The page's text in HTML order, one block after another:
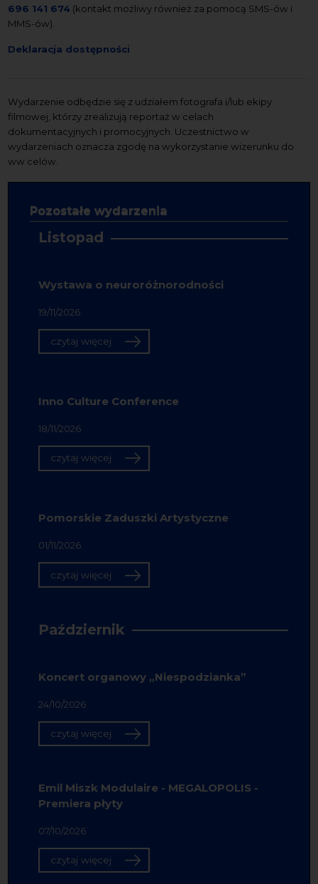
696 141 674 (kontakt możliwy również za pomocą SMS-ów i
MMS-ów).
Deklaracja dostępności
Wydarzenie odbędzie się z udziałem fotografa i/lub ekipy
filmowej, którzy zrealizują reportaż w celach
dokumentacyjnych i promocyjnych. Uczestnictwo w
wydarzeniach oznacza zgodę na wykorzystanie wizerunku do
ww celów.
Pozostałe wydarzenia
Listopad
Wystawa o neuroróżnorodności
19/11/2026
czytaj więcej
Inno Culture Conference
18/11/2026
czytaj więcej
Pomorskie Zaduszki Artystyczne
01/11/2026
czytaj więcej
Październik
Koncert organowy „Niespodzianka”
24/10/2026
czytaj więcej
Emil Miszk Modulaire - MEGALOPOLIS -
Premiera płyty
07/10/2026
czytaj więcej